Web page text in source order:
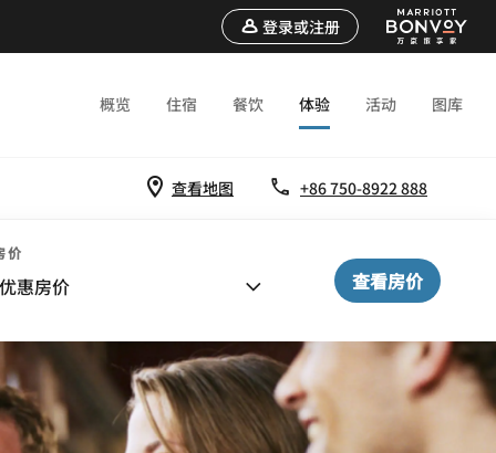
登录或注册
概览 住宿 餐饮 体验 活动 图库
查看地图 +86 750-8922 888
价
惠房价 查看房价